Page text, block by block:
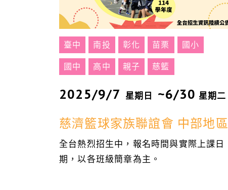
臺中 南投 彰化 苗栗 國小
國中 高中 親子 慈籃
2025/9/7 星期日 ~6/30 星期二
慈濟籃球家族聯誼會 中部地區
全台熱烈招生中，報名時間與實際上課日
期，以各班級簡章為主。